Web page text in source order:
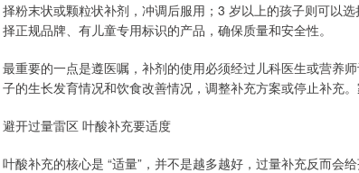
择粉末状或颗粒状补剂，冲调后服用；3 岁以上的孩子则可以
择正规品牌、有儿童专用标识的产品，确保质量和安全性。
最重要的一点是遵医嘱，补剂的使用必须经过儿科医生或营养
子的生长发育情况和饮食改善情况，调整补充方案或停止补充
避开过量雷区 叶酸补充要适度
叶酸补充的核心是 “适量”，并不是越多越好，过量补充反而会